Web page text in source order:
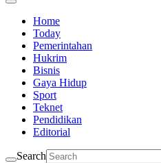
Home
Today
Pemerintahan
Hukrim
Bisnis
Gaya Hidup
Sport
Teknet
Pendidikan
Editorial
Search